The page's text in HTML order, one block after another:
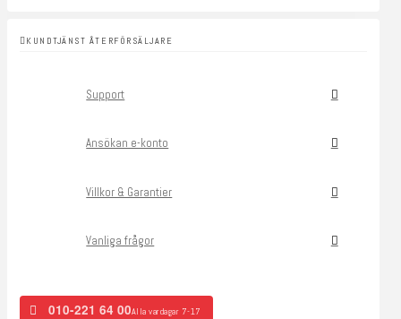
KUNDTJÄNST ÅTERFÖRSÄLJARE
Support
Ansökan e-konto
Villkor & Garantier
Vanliga frågor
010-221 64 00Alla vardagar 7-17